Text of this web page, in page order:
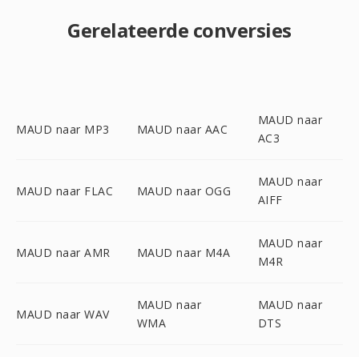
Gerelateerde conversies
MAUD naar MP3 MAUD naar AAC
MAUD naar
AC3
MAUD naar FLAC MAUD naar OGG
MAUD naar
AIFF
MAUD naar AMR MAUD naar M4A
MAUD naar
M4R
MAUD naar WAV
MAUD naar
WMA
MAUD naar
DTS